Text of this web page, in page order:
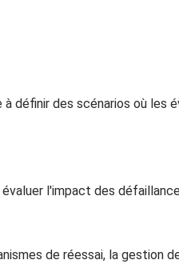
définir des scénarios où les
l'impact des
de réessai, la gestion